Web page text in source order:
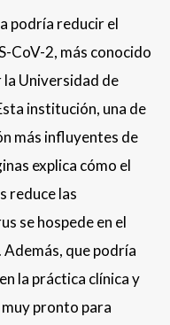
podría reducir el
CoV-2, más conocido
Universidad de
institución, una de
más influyentes de
explica cómo el
reduce las
se hospede en el
que podría
la práctica clínica y
muy pronto para